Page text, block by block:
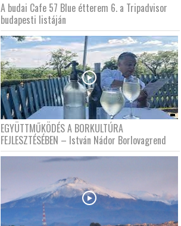
A budai Cafe 57 Blue étterem 6. a Tripadvisor
budapesti listáján
EGYÜTTMŰKÖDÉS A BORKULTÚRA
FEJLESZTÉSÉBEN – István Nádor Borlovagrend